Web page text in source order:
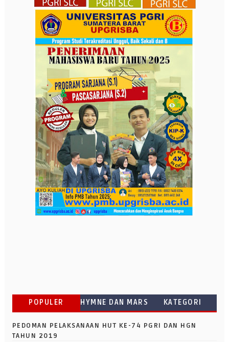
POPULER HYMNE DAN MARS KATEGORI
PEDOMAN PELAKSANAAN HUT KE-74 PGRI DAN HGN
TAHUN 2019